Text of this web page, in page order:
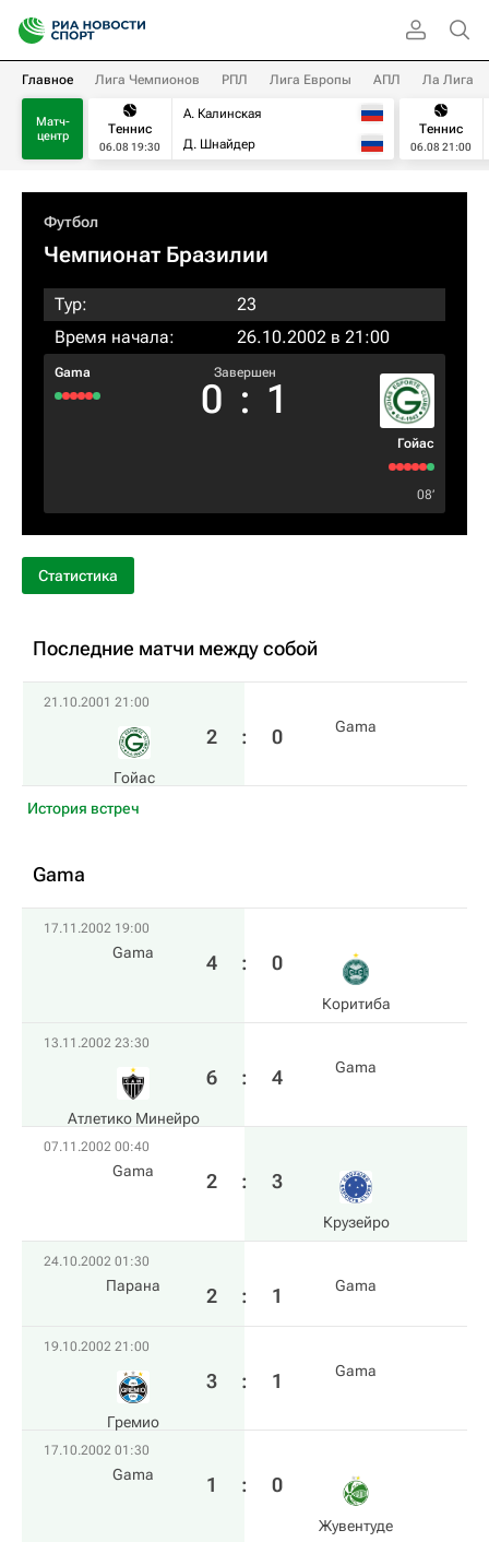
Главное Лига Чемпионов РПЛ Лига Европы АПЛ Ла Лига
Матч-
центр
Теннис
06.08 19:30
А. Калинская
Д. Шнайдер
Теннис
06.08 21:00
Футбол
Чемпионат Бразилии
Тур:
23
Время начала:
26.10.2002 в 21:00
Gama Завершен
0 : 1
Гойас
08‎’‎
Статистика
Последние матчи между собой
21.10.2001 21:00
Гойас
2 : 0 Gama
История встреч
Gama
17.11.2002 19:00
Gama 4 : 0
Коритиба
13.11.2002 23:30
Атлетико Минейро
6 : 4 Gama
07.11.2002 00:40
Gama 2 : 3
Крузейро
24.10.2002 01:30
Парана 2 : 1 Gama
19.10.2002 21:00
Гремио
3 : 1 Gama
17.10.2002 01:30
Gama 1 : 0
Жувентуде